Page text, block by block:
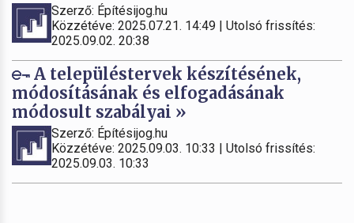
Szerző: Építésijog.hu
Közzétéve: 2025.07.21. 14:49 | Utolsó frissítés:
2025.09.02. 20:38
A településtervek készítésének,
módosításának és elfogadásának
módosult szabályai »
Szerző: Építésijog.hu
Közzétéve: 2025.09.03. 10:33 | Utolsó frissítés:
2025.09.03. 10:33